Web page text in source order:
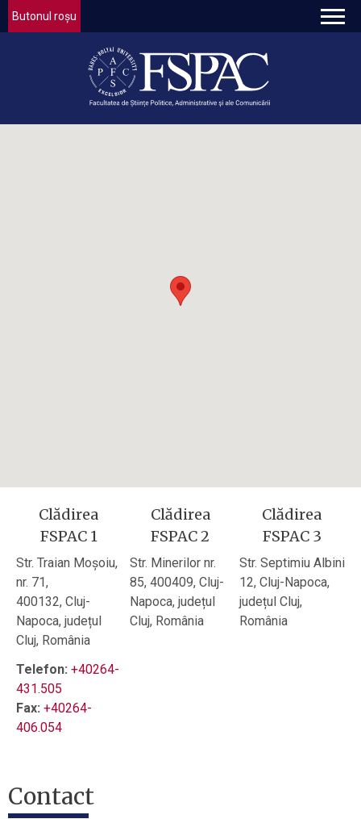
Butonul roșu
Clădirea
FSPAC 1
Str. Traian Moșoiu,
nr. 71,
400132, Cluj-
Napoca, județul
Cluj, România
Telefon: +40264-
431.505
Fax: +40264-
406.054
Clădirea
FSPAC 2
Str. Minerilor nr.
85, 400409, Cluj-
Napoca, județul
Cluj, România
Clădirea
FSPAC 3
Str. Septimiu Albini
12, Cluj-Napoca,
județul Cluj,
România
Contact